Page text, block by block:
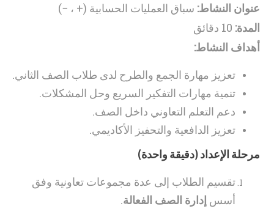
عنوان النشاط: سباق العمليات الحسابية (+ ، −)
المدة:
أهداف النشاط:
تعزيز مهارة الجمع والطرح لدى طلاب الصف الثاني.
تنمية مهارات التفكير السريع وحل المشكلات.
دعم التعلم التعاوني داخل الصف.
تعزيز الدافعية والتحفيز الأكاديمي.
مرحلة الإعداد (دقيقة واحدة)
تقسيم الطلاب إلى عدة مجموعات تعاونية وفق
أسس إدارة الصف الفعالة.